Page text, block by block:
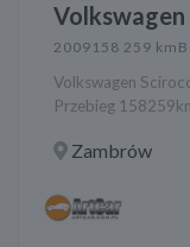
Volkswagen
2009 158 259 km
Volkswagen
Przebieg
Zambrów